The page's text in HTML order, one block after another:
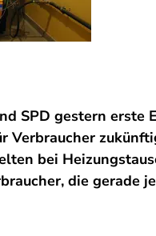
SPD gestern
Verbraucher
bei
die